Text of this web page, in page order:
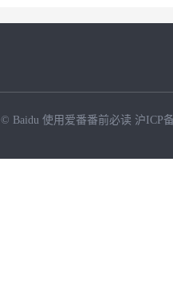
© Baidu 使用爱番番前必读 沪ICP